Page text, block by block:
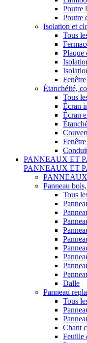
Poutre
Poutre
Isolation et
Tous
Plaque
Étanchéité,
Tous
Écran
Écran
PANNEAUX ET
PANNEAUX ET
Panneau
Tous
Dalle
Panneau
Tous
Chant
Feuille